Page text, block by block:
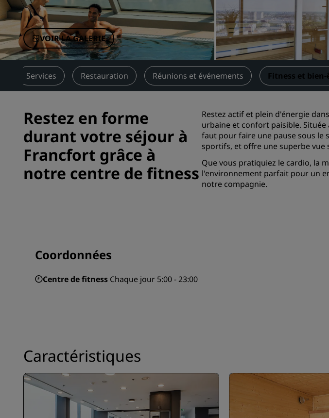
Marques affiliées en Chine
VOIR LA GALERIE
Services Restauration Réunions et événements Fitness et bien-
Restez en forme
durant votre séjour à
Francfort grâce à
notre centre de fitness
Restez actif et plein d'énergie
urbaine et confort paisible.
faut pour faire une pause sous le
sportifs, et offre une superbe vue
Que vous pratiquiez le cardio, la
l'environnement parfait pour un
notre compagnie.
Coordonnées
Centre de fitness Chaque jour 5:00 - 23:00
Caractéristiques